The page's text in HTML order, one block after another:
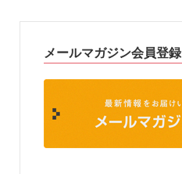
メールマガジン会員登録